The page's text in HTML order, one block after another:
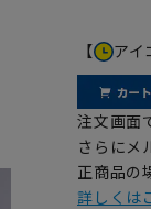
【 アイ
注文画面
さらにメ
正商品の
詳しくは